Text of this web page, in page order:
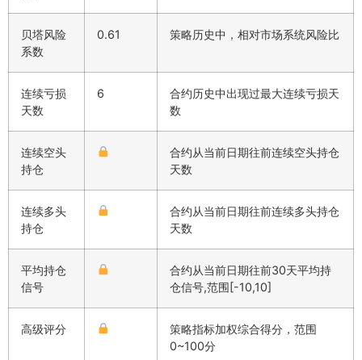
贝塔风险
系数
0.61 策略历史中，相对市场系统风险比
连续亏损
天数
6
合约历史中出现过最大连续亏损天
数
连续空头
持仓
合约从当前日期往前连续空头持仓
天数
连续多头
持仓
合约从当前日期往前连续多头持仓
天数
平均持仓
信号
合约从当前日期往前30天平均持
仓信号,范围[-10,10]
高级评分
策略指标加权综合得分，范围
0~100分